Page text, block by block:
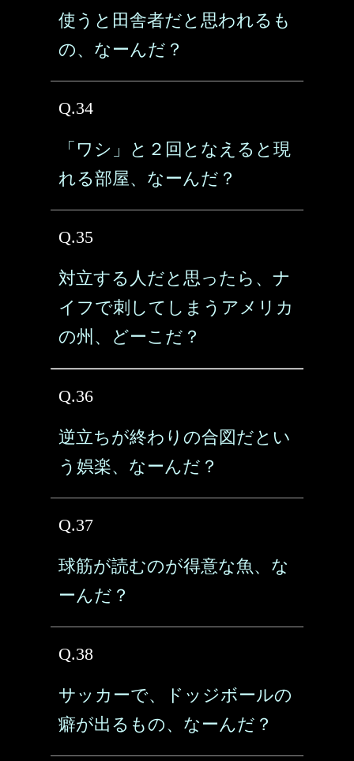
使うと田舎者だと思われるも
の、なーんだ？
Q.34
「ワシ」と２回となえると現
れる部屋、なーんだ？
Q.35
対立する人だと思ったら、ナ
イフで刺してしまうアメリカ
の州、どーこだ？
Q.36
逆立ちが終わりの合図だとい
う娯楽、なーんだ？
Q.37
球筋が読むのが得意な魚、な
ーんだ？
Q.38
サッカーで、ドッジボールの
癖が出るもの、なーんだ？